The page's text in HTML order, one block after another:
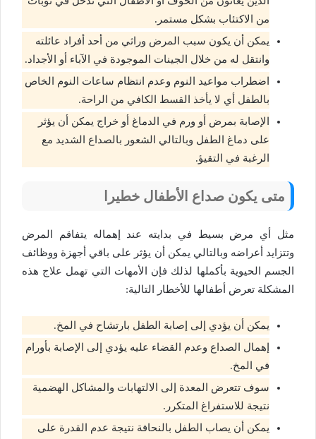
من الاكتئاب بشكل مستمر.
يمكن أن يكون سبب المرض وراثي من أحد أفراد عائلته
وانتقل له من خلال الجينات الموجودة في الآباء أو الأجداد.
اضطراب مواعيد النوم وعدم انتظام ساعات النوم الخاص
بالطفل أي لا يأخذ القسط الكافي من الراحة.
الإصابة بمرض أو ورم في الدماغ أو خراج يمكن أن يؤثر
على دماغ الطفل وبالتالي الشعور بالصداع الشديد مع
الرغبة في التقيؤ.
متى يكون صداع الأطفال خطيرا
مثل أي مرض بسيط في بدايته عند إهماله يتفاقم المرض
وتتزايد أعراضه وبالتالي يمكن أن يؤثر على باقي أجهزة ووظائف
الجسم الحيوية بأكملها لذلك فإن الأمهات التي تهمل علاج هذه
المشكلة تعرض أطفالها للأخطار التالية:
يمكن أن يؤدي إلى إصابة الطفل بارتشاح في المخ.
إهمال الصداع وعدم القضاء عليه يؤدي إلى الإصابة بأورام
في المخ.
سوف تتعرض المعدة إلى الالتهابات والمشاكل الهضمية
نتيجة للاستفراغ المتكرر.
يمكن أن يصاب الطفل بالنحافة نتيجة عدم القدرة على